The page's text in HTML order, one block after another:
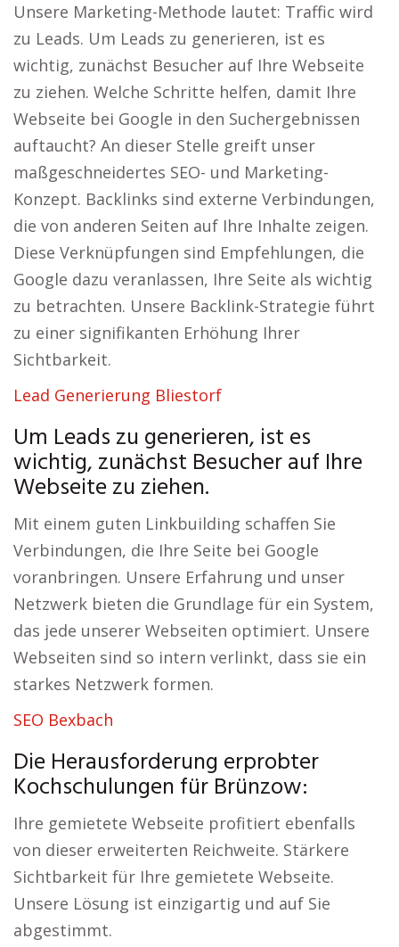
Unsere Marketing-Methode lautet: Traffic wird
zu Leads. Um Leads zu generieren, ist es
wichtig, zunächst Besucher auf Ihre Webseite
zu ziehen. Welche Schritte helfen, damit Ihre
Webseite bei Google in den Suchergebnissen
auftaucht? An dieser Stelle greift unser
maßgeschneidertes SEO- und Marketing-
Konzept. Backlinks sind externe Verbindungen,
die von anderen Seiten auf Ihre Inhalte zeigen.
Diese Verknüpfungen sind Empfehlungen, die
Google dazu veranlassen, Ihre Seite als wichtig
zu betrachten. Unsere Backlink-Strategie führt
zu einer signifikanten Erhöhung Ihrer
Sichtbarkeit.
Lead Generierung Bliestorf
Um Leads zu generieren, ist es
wichtig, zunächst Besucher auf Ihre
Webseite zu ziehen.
Mit einem guten Linkbuilding schaffen Sie
Verbindungen, die Ihre Seite bei Google
voranbringen. Unsere Erfahrung und unser
Netzwerk bieten die Grundlage für ein System,
das jede unserer Webseiten optimiert. Unsere
Webseiten sind so intern verlinkt, dass sie ein
starkes Netzwerk formen.
SEO Bexbach
Die Herausforderung erprobter
Kochschulungen für Brünzow:
Ihre gemietete Webseite profitiert ebenfalls
von dieser erweiterten Reichweite. Stärkere
Sichtbarkeit für Ihre gemietete Webseite.
Unsere Lösung ist einzigartig und auf Sie
abgestimmt.